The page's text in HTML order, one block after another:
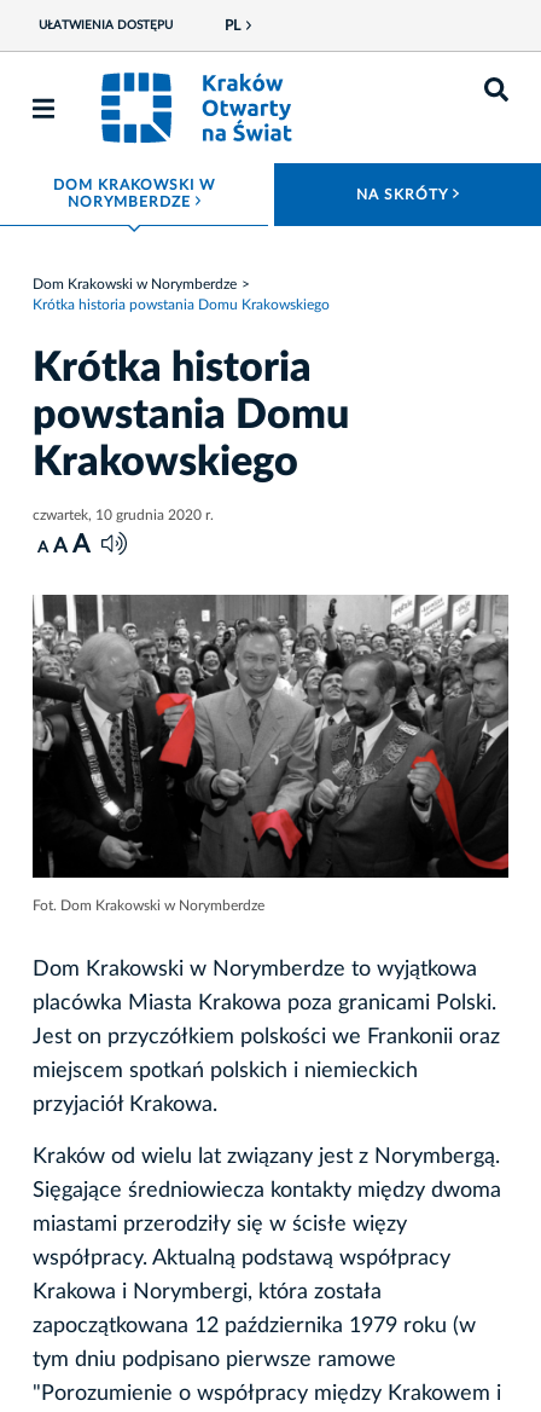
UŁATWIENIA DOSTĘPU PL
DOM KRAKOWSKI W
NORYMBERDZE ROZWIŃ MENU NA SKRÓTY
Dom Krakowski w Norymberdze
Krótka historia powstania Domu Krakowskiego
Krótka historia
powstania Domu
Krakowskiego
czwartek, 10 grudnia 2020 r.
A A A
Fot. Dom Krakowski w Norymberdze
Dom Krakowski w Norymberdze to wyjątkowa
placówka Miasta Krakowa poza granicami Polski.
Jest on przyczółkiem polskości we Frankonii oraz
miejscem spotkań polskich i niemieckich
przyjaciół Krakowa.
Kraków od wielu lat związany jest z Norymbergą.
Sięgające średniowiecza kontakty między dwoma
miastami przerodziły się w ścisłe więzy
współpracy. Aktualną podstawą współpracy
Krakowa i Norymbergi, która została
zapoczątkowana 12 października 1979 roku (w
tym dniu podpisano pierwsze ramowe
"Porozumienie o współpracy między Krakowem i